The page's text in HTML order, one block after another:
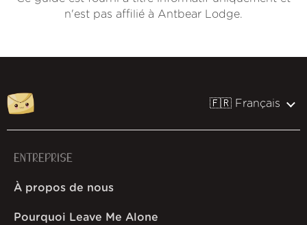
n'est pas affilié à Antbear Lodge.
🇫🇷 Français
ENTREPRISE
À propos de nous
Pourquoi Leave Me Alone